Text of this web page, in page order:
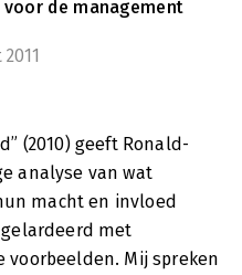
de management
(2010) geeft Ronald-
analyse van wat
macht en invloed
met
voorbeelden. Mij spreken